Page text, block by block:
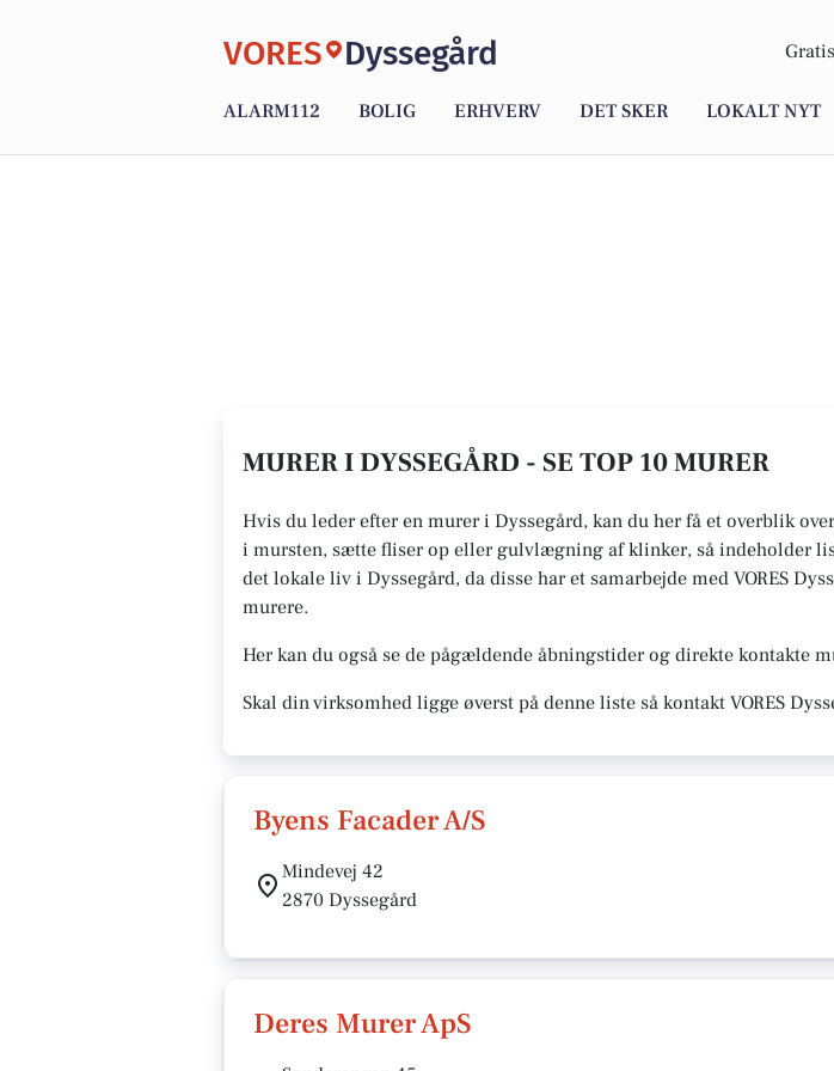
VORES Dyssegård
ALARM112 BOLIG ERHVERV DET SKER LOKALT NYT
MURER I DYSSEGÅRD - SE TOP 10 MURER
Hvis du leder efter en murer i Dyssegård, kan du her få et overblik
i mursten, sætte fliser op eller gulvlægning af klinker, så indeholder
det lokale liv i Dyssegård, da disse har et samarbejde med VORES
murere.
Her kan du også se de pågældende åbningstider og direkte kontakte
Skal din virksomhed ligge øverst på denne liste så kontakt VORES
Byens Facader A/S
Mindevej 42
2870 Dyssegård
Deres Murer ApS